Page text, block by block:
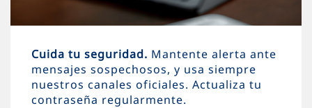
Cuida tu seguridad. Mantente alerta ante
mensajes sospechosos, y usa siempre
nuestros canales oficiales. Actualiza tu
contraseña regularmente.